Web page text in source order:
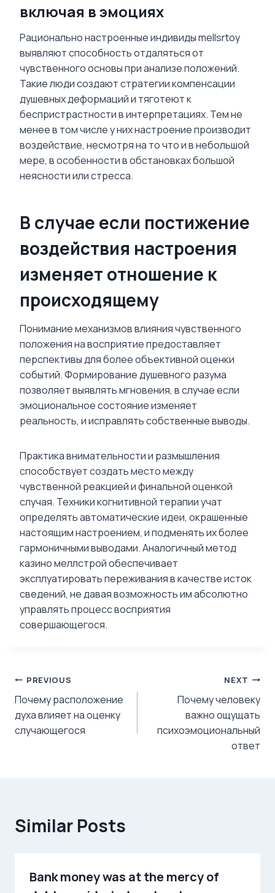
включая в эмоциях
Рационально настроенные индивиды mellsrtoy
выявляют способность отдаляться от
чувственного основы при анализе положений.
Такие люди создают стратегии компенсации
душевных деформаций и тяготеют к
беспристрастности в интерпретациях. Тем не
менее в том числе у них настроение производит
воздействие, несмотря на то что и в небольшой
мере, в особенности в обстановках большой
неясности или стресса.
В случае если постижение
воздействия настроения
изменяет отношение к
происходящему
Понимание механизмов влияния чувственного
положения на восприятие предоставляет
перспективы для более объективной оценки
событий. Формирование душевного разума
позволяет выявлять мгновения, в случае если
эмоциональное состояние изменяет
реальность, и исправлять собственные выводы.
Практика внимательности и размышления
способствует создать место между
чувственной реакцией и финальной оценкой
случая. Техники когнитивной терапии учат
определять автоматические идеи, окрашенные
настоящим настроением, и подменять их более
гармоничными выводами. Аналогичный метод
казино меллстрой обеспечивает
эксплуатировать переживания в качестве исток
сведений, не давая возможность им абсолютно
управлять процесс восприятия
совершающегося.
Post
navigation
PREVIOUS
Почему расположение
духа влияет на оценку
случающегося
NEXT
Почему человеку
важно ощущать
психоэмоциональный
ответ
Similar Posts
Bank money was at the mercy of